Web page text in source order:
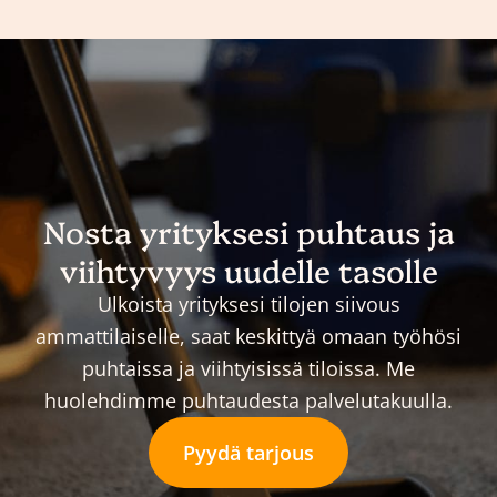
Nosta yrityksesi puhtaus ja
viihtyvyys uudelle tasolle
Ulkoista yrityksesi tilojen siivous
ammattilaiselle, saat keskittyä omaan työhösi
puhtaissa ja viihtyisissä tiloissa. Me
huolehdimme puhtaudesta palvelutakuulla.
Pyydä tarjous